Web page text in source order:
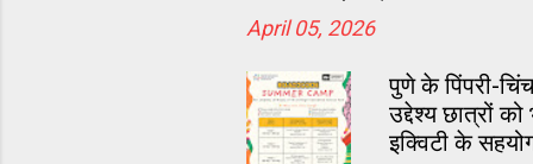
April 05, 2026
पुणे के पिंपरी-
उद्देश्य छात्रों
इक्विटी के